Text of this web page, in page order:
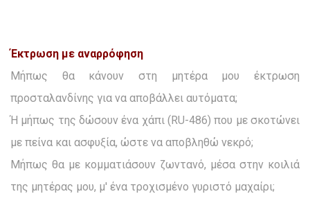
Έκτρωση με αναρρόφηση
Μήπως θα κάνουν στη μητέρα μου έκτρωση
προσταλανδίνης για να αποβάλλει αυτόματα;
Ή μήπως της δώσουν ένα χάπι (RU-486) που με σκοτώνει
με πείνα και ασφυξία, ώστε να αποβληθώ νεκρό;
Μήπως θα με κομματιάσουν ζωντανό, μέσα στην κοιλιά
της μητέρας μου, μ' ένα τροχισμένο γυριστό μαχαίρι;